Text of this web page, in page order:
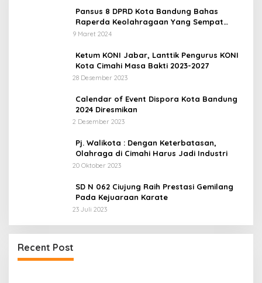
Pansus 8 DPRD Kota Bandung Bahas
Raperda Keolahragaan Yang Sempat
Tertunda
9 Maret 2024
Ketum KONI Jabar, Lanttik Pengurus KONI
Kota Cimahi Masa Bakti 2023-2027
28 Desember 2023
Calendar of Event Dispora Kota Bandung
2024 Diresmikan
2 Desember 2023
Pj. Walikota : Dengan Keterbatasan,
Olahraga di Cimahi Harus Jadi Industri
20 Oktober 2023
SD N 062 Ciujung Raih Prestasi Gemilang
Pada Kejuaraan Karate
23 Juli 2023
Recent Post
UPDATE : Proyek Rehabilitasi Jalan Ciporeat